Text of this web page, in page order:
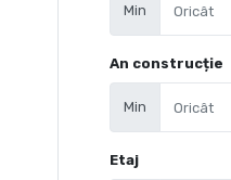
Min
An construcție
Min
Etaj